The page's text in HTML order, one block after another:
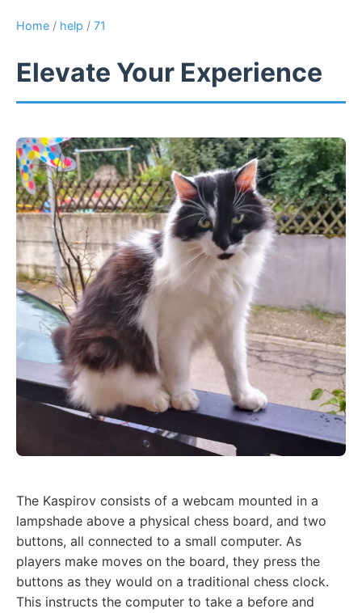
Home / help / 71
Elevate Your Experience
The Kaspirov consists of a webcam mounted in a
lampshade above a physical chess board, and two
buttons, all connected to a small computer. As
players make moves on the board, they press the
buttons as they would on a traditional chess clock.
This instructs the computer to take a before and